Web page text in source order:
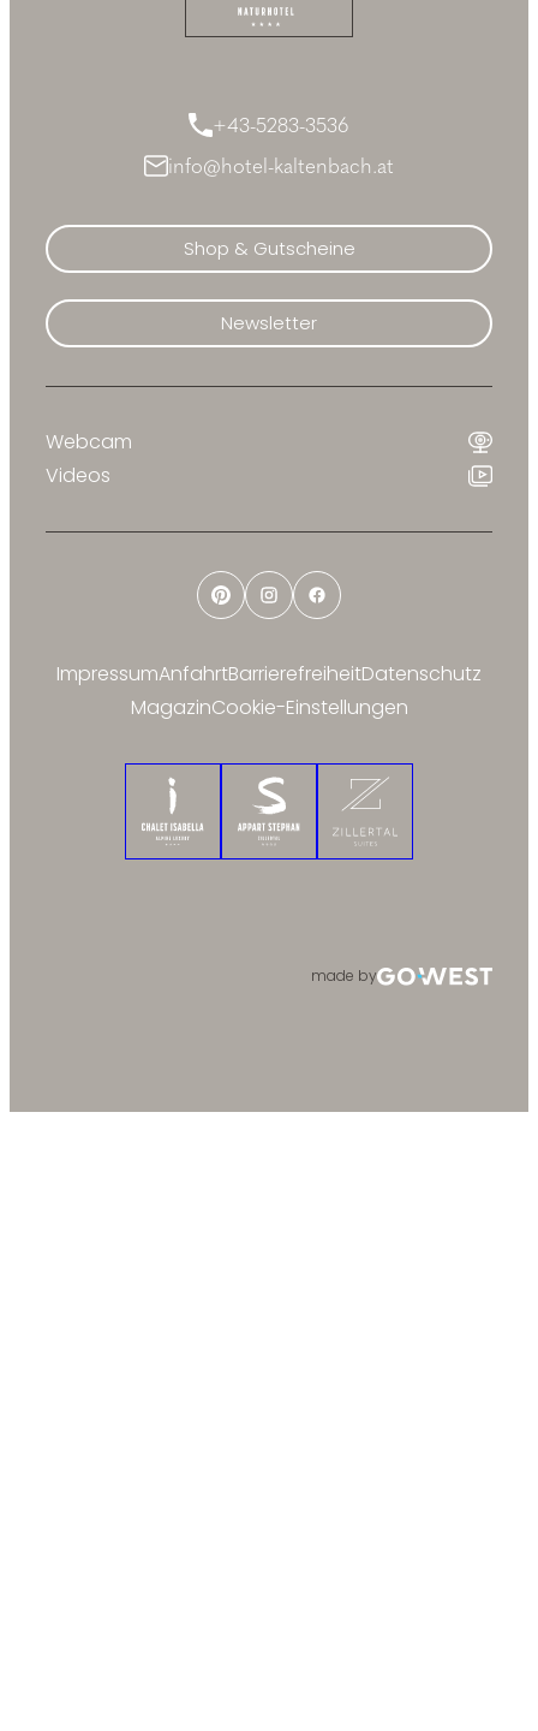
+43-5283-3536
info@hotel-kaltenbach.at
Shop & Gutscheine
Newsletter
PinterestInstagramFacebook
Webcam
Videos
ImpressumAnfahrtBarrierefreiheitDatenschutz
MagazinCookie-Einstellungen
Chalet IsabellaAppart StephanZillertal Suites
made by